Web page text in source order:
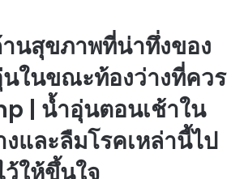
นสุขภาพที่น่าทึ่งของ
ในขณะท้องว่างที่ควร
| น้ำอุ่นตอนเช้าใน
และลืมโรคเหล่านี้ไป